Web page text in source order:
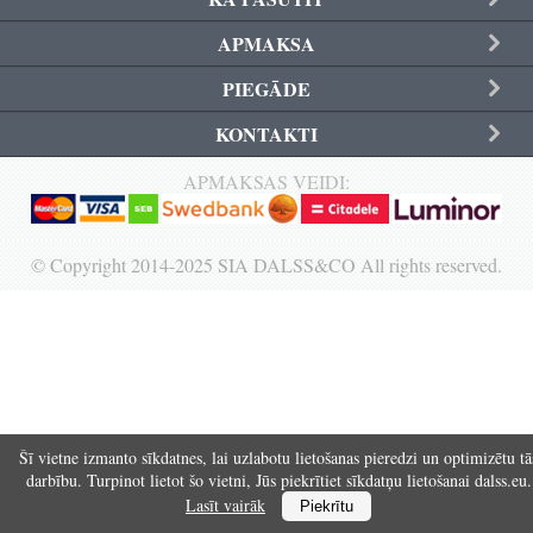
Šī vietne izmanto sīkdatnes, lai uzlabotu lietošanas pieredzi un optimizētu
darbību. Turpinot lietot šo vietni, Jūs piekrītiet sīkdatņu lietošanai dalss.eu.
Lasīt vairāk
Piekrītu
APMAKSA
PIEGĀDE
KONTAKTI
APMAKSAS VEIDI:
© Copyright 2014-2025 SIA DALSS&CO All rights reserved.